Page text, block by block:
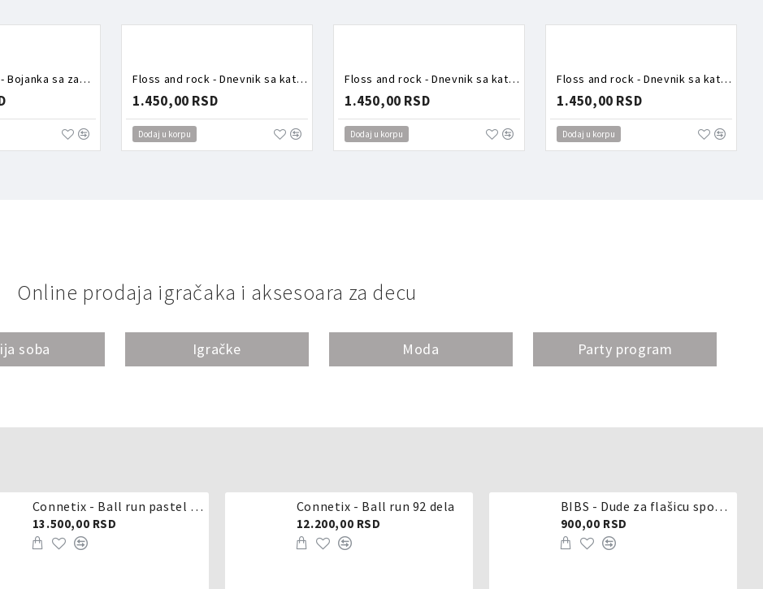
Floss and rock - Bojanka sa zadacima Vozila Floss and rock - Dnevnik sa katancem Jednorog i sirena
1.450,00 RSD
Dodaj u korpu
Floss and rock - Dnevnik sa katancem Najbolji prijatelji
1.450,00 RSD
Dodaj u korpu
Floss and rock - Dnevnik sa katancem Vile
1.450,00 RSD
Dodaj u korpu
Online prodaja igračaka i aksesoara za decu
soba Igračke Moda Party program
Connetix - Ball run pastel 106 delova
13.500,00 RSD
Connetix - Ball run 92 dela
12.200,00 RSD
BIBS - Dude za flašicu sporijeg, srednjeg ili brzog protoka - silikon
900,00 RSD